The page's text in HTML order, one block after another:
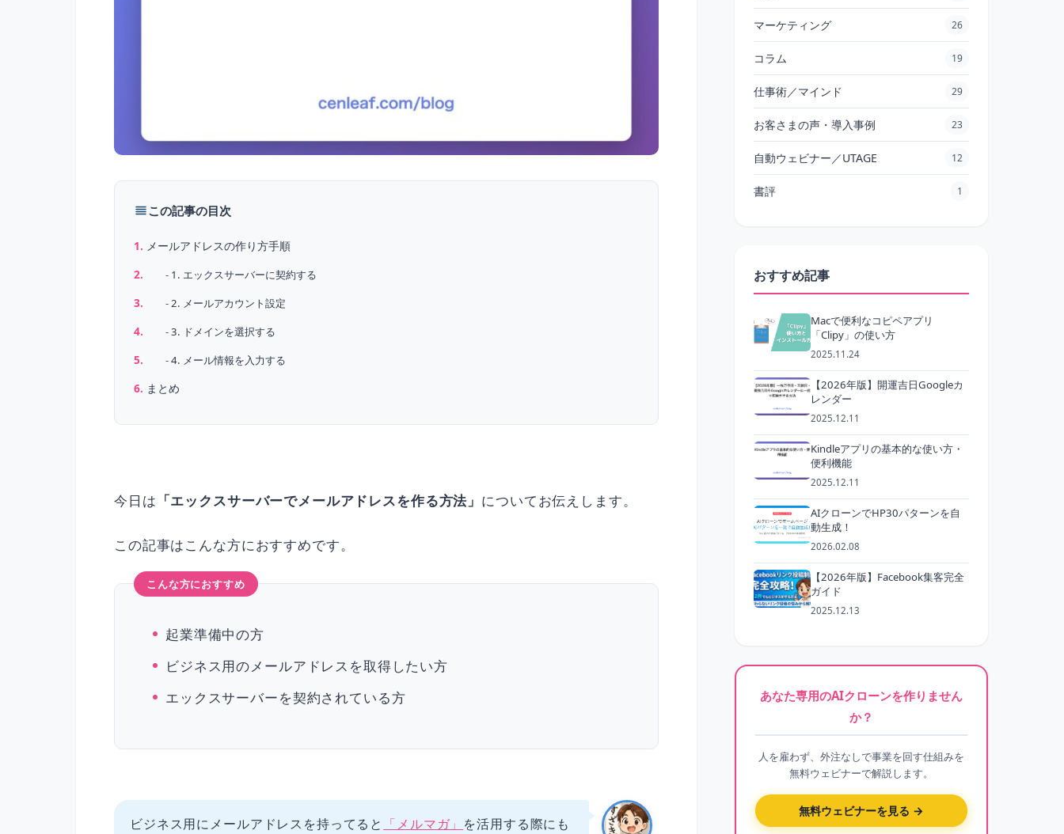
この記事の目次
メールアドレスの作り方手順
1. エックスサーバーに契約する
2. メールアカウント設定
3. ドメインを選択する
4. メール情報を入力する
まとめ
今日は 「エックスサーバーでメールアドレスを作る方法」 についてお伝えします。
この記事はこんな方におすすめです。
こんな方におすすめ
起業準備中の方
ビジネス用のメールアドレスを取得したい方
エックスサーバーを契約されている方
ビジネス用にメールアドレスを持ってると 「メルマガ」 を活用する際にも
マーケティング 26
コラム 19
仕事術／マインド 29
お客さまの声・導入事例 23
自動ウェビナー／UTAGE 12
書評 1
おすすめ記事
Macで便利なコピペアプリ
「Clipy」の使い方
2025.11.24
【2026年版】開運吉日Googleカ
レンダー
2025.12.11
Kindleアプリの基本的な使い方・
便利機能
2025.12.11
AIクローンでHP30パターンを自
動生成！
2026.02.08
【2026年版】Facebook集客完全
ガイド
2025.12.13
あなた専用のAIクローンを作りません
か？
人を雇わず、外注なしで事業を回す仕組みを
無料ウェビナーで解説します。
無料ウェビナーを見る →